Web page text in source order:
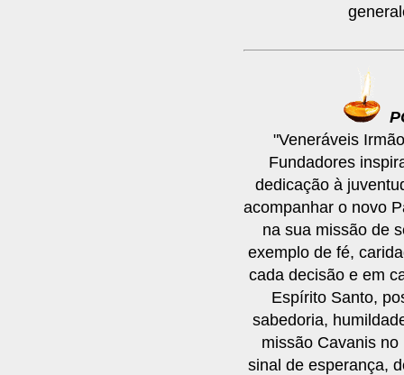
"Veneráveis
Fundadores
dedicação à
acompanhar o novo
na sua missão de
exemplo de fé,
cada decisão e em
Espírito Santo,
sabedoria,
missão Cavanis
sinal de esperança,